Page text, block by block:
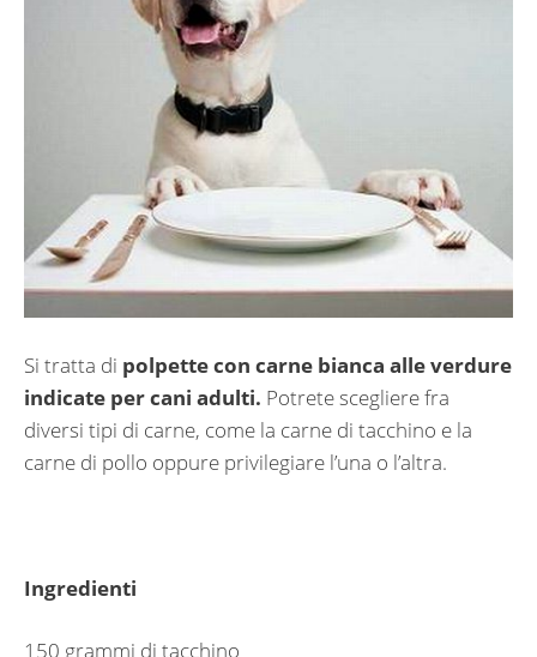
Si tratta di polpette con carne bianca alle verdure
indicate per cani adulti. Potrete scegliere fra
diversi tipi di carne, come la carne di tacchino e la
carne di pollo oppure privilegiare l’una o l’altra.
Ingredienti
150 grammi di tacchino